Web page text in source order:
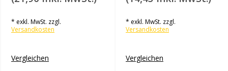
* exkl. MwSt. zzgl.
Versandkosten
Vergleichen
* exkl. MwSt. zzgl.
Versandkosten
Vergleichen